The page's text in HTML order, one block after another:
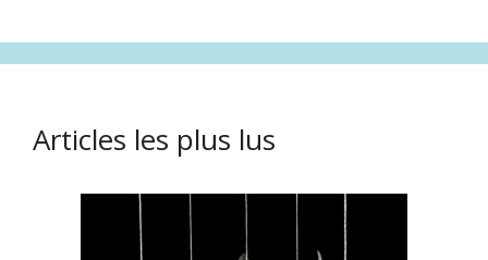
Articles les plus lus